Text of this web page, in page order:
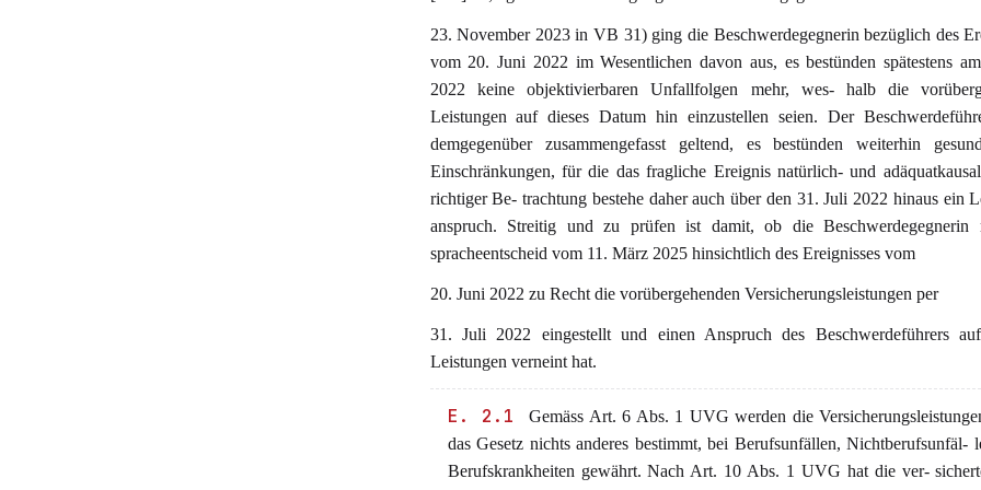
23. November 2023 in VB 31) ging die Beschwerdegegnerin bezüglich des
vom 20. Juni 2022 im Wesentlichen davon aus, es bestünden spätestens
2022 keine objektivierbaren Unfallfolgen mehr, wes- halb die
Leistungen auf dieses Datum hin einzustellen seien. Der
demgegenüber zusammengefasst geltend, es bestünden weiterhin
Einschränkungen, für die das fragliche Ereignis natürlich- und
richtiger Be- trachtung bestehe daher auch über den 31. Juli 2022 hinaus ein
anspruch. Streitig und zu prüfen ist damit, ob die
spracheentscheid vom 11. März 2025 hinsichtlich des Ereignisses vom
20. Juni 2022 zu Recht die vorübergehenden Versicherungsleistungen per
31. Juli 2022 eingestellt und einen Anspruch des Beschwerdeführers
Leistungen verneint hat.
E. 2.1
Gemäss Art. 6 Abs. 1 UVG werden die
das Gesetz nichts anderes bestimmt, bei Berufsunfällen, Nichtberufsunfäl-
Berufskrankheiten gewährt. Nach Art. 10 Abs. 1 UVG hat die ver-